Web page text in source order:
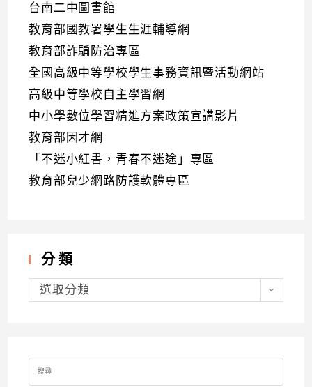
台南二中圖書館
教育部國教署學生生涯輔導網
教育部詐騙防治專區
全國高級中等學校學生事務資訊暨活動網站
高級中等學校自主學習網
中小學數位學習精進方案政策宣講影片
教育部因才網
「不迷小紅書，青春不迷途」專區
教育部兒少網路防護軟體專區
分類
分
類選取分類
Search
for: